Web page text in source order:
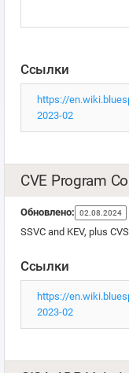
Ссылки
https://
2023-02
CVE Program
Обновлено: 02.08.2024
SSVC and KEV, plus
Ссылки
https://
2023-02